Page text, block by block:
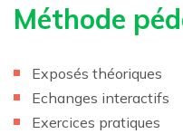
Méthode
Exposés théoriques
Echanges interactifs
Exercices pratiques